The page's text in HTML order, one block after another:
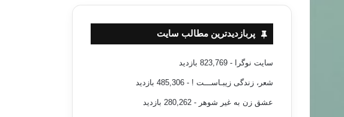
پربازدیدترین مطالب سایت
سایت نوگرا - 823,769 بازدید
شعر، زندگی زیبـاســـت ! - 485,306 بازدید
عشق زن به غیر شوهر - 280,262 بازدید